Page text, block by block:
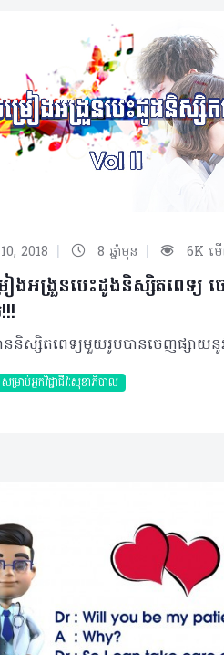
2018 | 8 ឆ្នាំមុន | 6K ម
ងអង្រួនបេះដូងនិស្សិតពេទ្យ
សម្រាប់អ្នកវិជ្ជាជីវៈសុខាភិបាល